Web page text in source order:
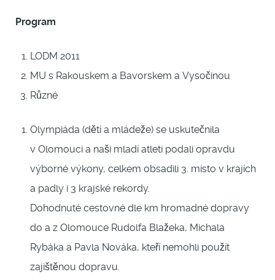
Program
LODM 2011
MU s Rakouskem a Bavorskem a Vysočinou
Různé
Olympiáda (dětí a mládeže) se uskutečnila
v Olomouci a naši mladí atleti podali opravdu
výborné výkony, celkem obsadili 3. místo v krajích
a padly i 3 krajské rekordy.
Dohodnuté cestovné dle km hromadné dopravy
do a z Olomouce Rudolfa Blažeka, Michala
Rybáka a Pavla Nováka, kteří nemohli použít
zajištěnou dopravu.